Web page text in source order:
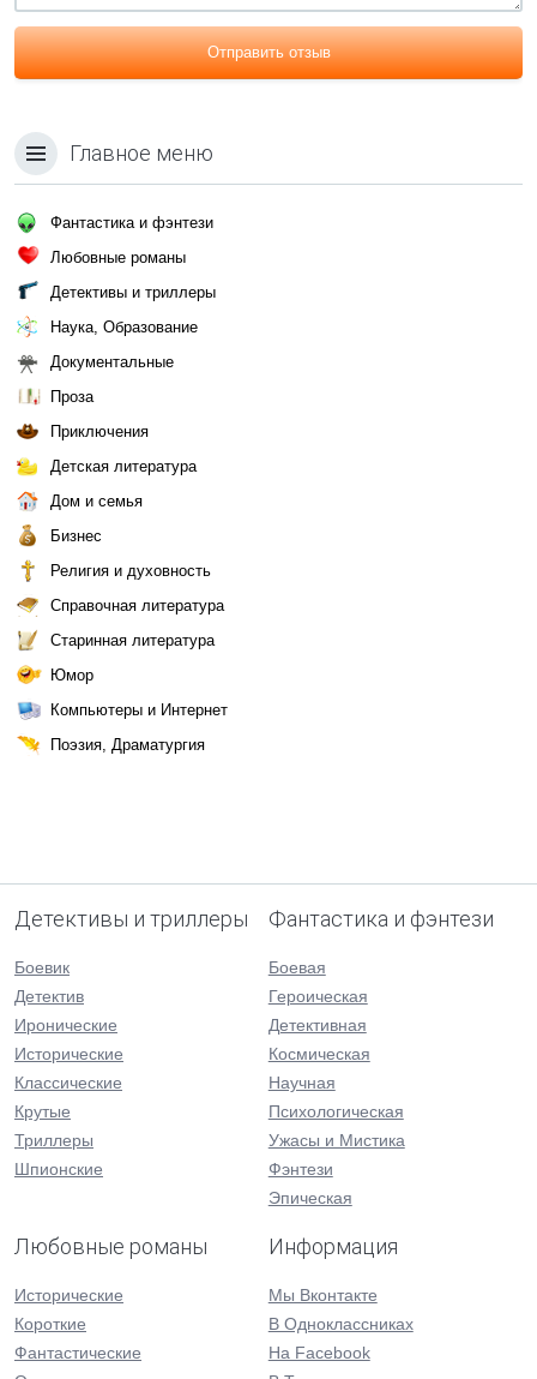
Отправить отзыв
Главное меню
Фантастика и фэнтези
Любовные романы
Детективы и триллеры
Наука, Образование
Документальные
Проза
Приключения
Детская литература
Дом и семья
Бизнес
Религия и духовность
Справочная литература
Старинная литература
Юмор
Компьютеры и Интернет
Поэзия, Драматургия
Детективы и триллеры
Боевик
Детектив
Иронические
Исторические
Классические
Крутые
Триллеры
Шпионские
Фантастика и фэнтези
Боевая
Героическая
Детективная
Космическая
Научная
Психологическая
Ужасы и Мистика
Фэнтези
Эпическая
Любовные романы
Исторические
Короткие
Фантастические
Информация
Мы Вконтакте
В Одноклассниках
На Facebook